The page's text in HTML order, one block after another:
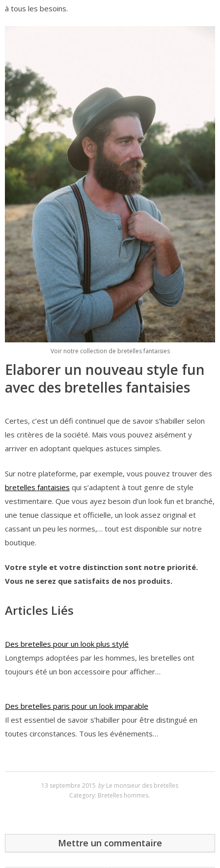
à tous les besoins.
Voir notre collection de bretelles fantaisies
Elaborer un nouveau style fun
avec des bretelles fantaisies
Certes, c’est un défi continuel que de savoir s’habiller selon
les critères de la société. Mais vous pouvez aisément y
arriver en adoptant quelques astuces simples.
Sur notre plateforme, par exemple, vous pouvez trouver des
bretelles fantaisies qui s’adaptent à tout genre de style
vestimentaire. Que vous ayez besoin d’un look fun et branché,
une tenue classique et officielle, un look assez original et
cassant un peu les normes,… tout est disponible sur notre
boutique.
Votre style et votre distinction sont notre priorité.
Vous ne serez que satisfaits de nos produits.
Articles Liés
Des bretelles pour un look plus stylé
Longtemps adoptées par les hommes, les bretelles ont
toujours été un bon accessoire pour afficher…
Des bretelles paris pour un look imparable
Il est essentiel de savoir s’habiller pour être distingué en
toutes circonstances. Tous les événements…
13 septembre 2015 by Le monsieur des bretelles
Category: Bretelles hommes.
Mettre un commentaire